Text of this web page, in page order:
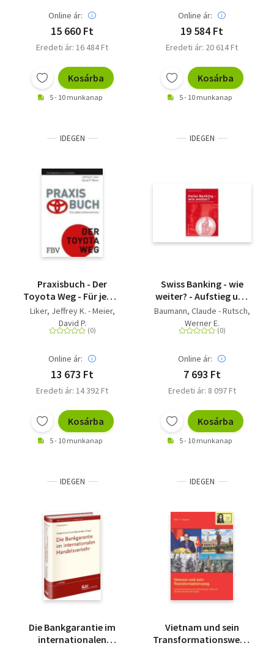
Online ár:
15 660 Ft
Eredeti ár: 16 484 Ft
Kosárba
5 - 10 munkanap
Online ár:
19 584 Ft
Eredeti ár: 20 614 Ft
Kosárba
5 - 10 munkanap
IDEGEN
Praxisbuch - Der
Toyota Weg - Für jedes
Unternehmen. Das
Begleitbuch zum
Klassiker
Liker, Jeffrey K. - Meier,
David P.
Online ár:
13 673 Ft
Eredeti ár: 14 392 Ft
Kosárba
5 - 10 munkanap
IDEGEN
Swiss Banking - wie
weiter? - Aufstieg und
Wandel der Schweizer
Finanzbranche
Baumann, Claude - Rutsch,
Werner E.
Online ár:
7 693 Ft
Eredeti ár: 8 097 Ft
Kosárba
5 - 10 munkanap
IDEGEN
Die Bankgarantie im
internationalen
IDEGEN
Vietnam und sein
Transformationsweg -